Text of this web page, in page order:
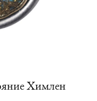
Химлен